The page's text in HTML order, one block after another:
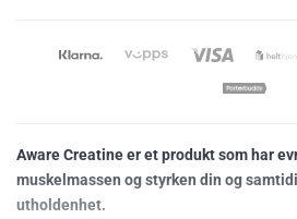
Aware Creatine er et produkt som har
muskelmassen og styrken din og
utholdenhet.